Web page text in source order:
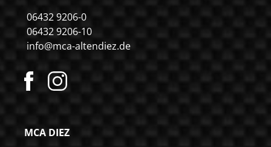
06432 9206-0
06432 9206-10
info@mca-altendiez.de
MCA DIEZ